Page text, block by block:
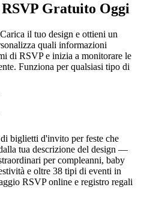
Gratuito Oggi
il tuo design e ottieni un
quali informazioni
di RSVP e inizia a monitorare le
Funziona per qualsiasi tipo di
biglietti d'invito per feste che
tua descrizione del design —
per compleanni, baby
e oltre 38 tipi di eventi in
RSVP online e registro regali